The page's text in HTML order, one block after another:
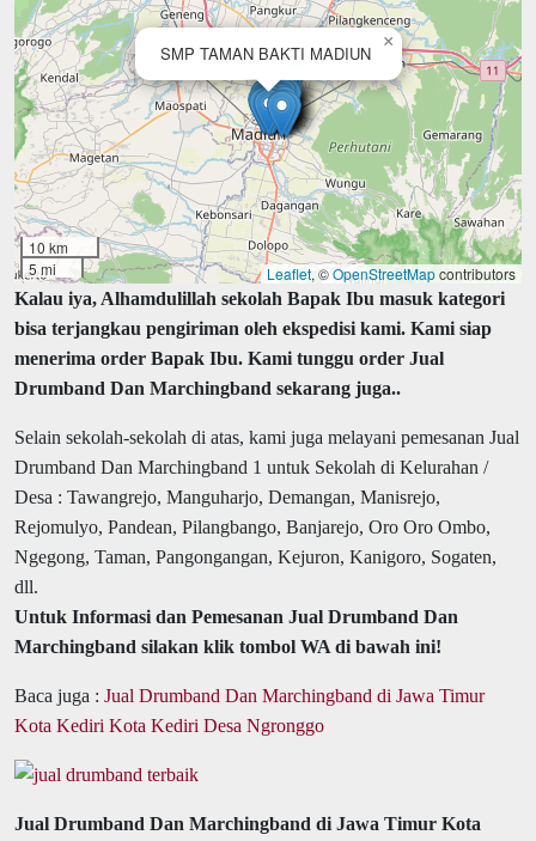
SMP TAMAN BAKTI MADIUN
×
10 km
5 mi
Leaflet, ©OpenStreetMapcontributors
Kalau iya, Alhamdulillah sekolah Bapak Ibu masuk kategori
bisa terjangkau pengiriman oleh ekspedisi kami. Kami siap
menerima order Bapak Ibu. Kami tunggu order Jual
Drumband Dan Marchingband sekarang juga..
Selain sekolah-sekolah di atas, kami juga melayani pemesanan Jual
Drumband Dan Marchingband 1 untuk Sekolah di Kelurahan /
Desa : Tawangrejo, Manguharjo, Demangan, Manisrejo,
Rejomulyo, Pandean, Pilangbango, Banjarejo, Oro Oro Ombo,
Ngegong, Taman, Pangongangan, Kejuron, Kanigoro, Sogaten,
dll.
Untuk Informasi dan Pemesanan Jual Drumband Dan
Marchingband silakan klik tombol WA di bawah ini!
Baca juga : Jual Drumband Dan Marchingband di Jawa Timur
Kota Kediri Kota Kediri Desa Ngronggo
Jual Drumband Dan Marchingband di Jawa Timur Kota